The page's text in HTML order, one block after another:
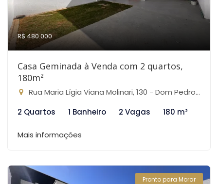
R$ 480.000
Casa Geminada à Venda com 2 quartos,
180m²
Rua Maria Lígia Viana Molinari, 130 - Dom Pedro I, São José da Lapa-MG
2 Quartos
1 Banheiro 2 Vagas 180 m²
Mais informações
Pronto para Morar